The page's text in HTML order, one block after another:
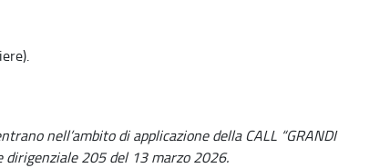
nell’ambito di applicazione della CALL “GRANDI
dirigenziale 205 del 13 marzo 2026.